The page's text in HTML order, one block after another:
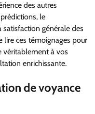
des autres
le
générale des
lire ces témoignages pour
véritablement à vos
enrichissante.
de voyance